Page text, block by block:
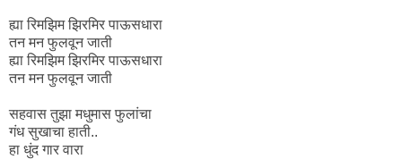
ह्या रिमझिम झिरमिर पाऊसधारा
तन मन फुलवून जाती
ह्या रिमझिम झिरमिर पाऊसधारा
तन मन फुलवून जाती
सहवास तुझा मधुमास फुलांचा
गंध सुखाचा हाती..
हा धुंद गार वारा